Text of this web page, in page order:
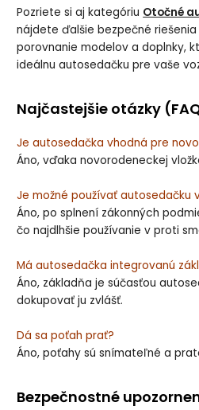
Pozriete si aj kategóriu Otočné
nájdete ďalšie bezpečné
porovnanie modelov a doplnky,
ideálnu autosedačku pre vaše
Najčastejšie otázky
Je autosedačka vhodná pre
Áno, vďaka novorodeneckej
Je možné používať autosedačku
Áno, po splnení zákonných
čo najdlhšie používanie v proti
Má autosedačka integrovanú
Áno, základňa je súčasťou
dokupovať ju zvlášť.
Dá sa poťah prať?
Áno, poťahy sú snímateľné a
Bezpečnostné